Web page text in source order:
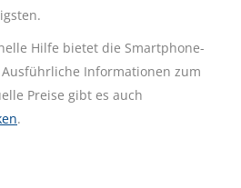
Hilfe bietet die Smartphone-
Ausführliche Informationen zum
Preise gibt es auch
.